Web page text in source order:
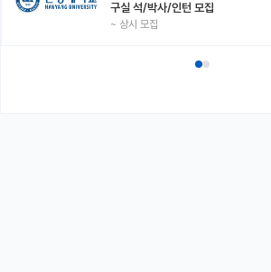
구실 석/박사/인턴 모집
~ 상시 모집